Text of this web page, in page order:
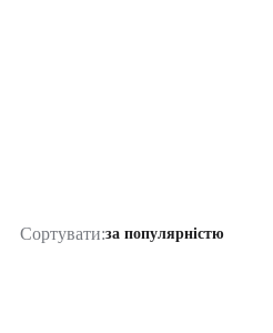
Сортувати:за популярністю